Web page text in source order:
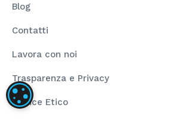
Blog
Contatti
Lavora con noi
Trasparenza e Privacy
Codice Etico
IMPOSTAZIONI DEI COOKIE